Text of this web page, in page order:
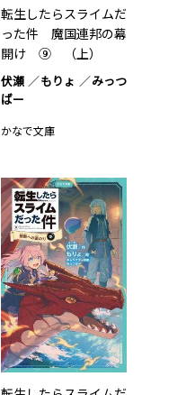
転生したらスライムだ
った件 魔国連邦の幕
開け ⑨ （上）
伏瀬 もりょ
みっつ
ばー
かなで文庫